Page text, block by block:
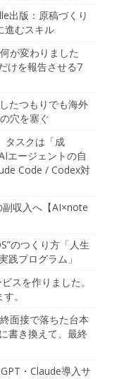
出版：原稿づくり
進むスキル
が変わりました
けを報告させる7
たつもりでも海外
穴を塞ぐ
タスクは「成
エージェントの自
Code / Codex対
収入へ【AI×note
のつくり方「人生
践プログラム」
スを作りました。
。
面接で落ちた台本
書き換えて、最終
・Claude導入サ